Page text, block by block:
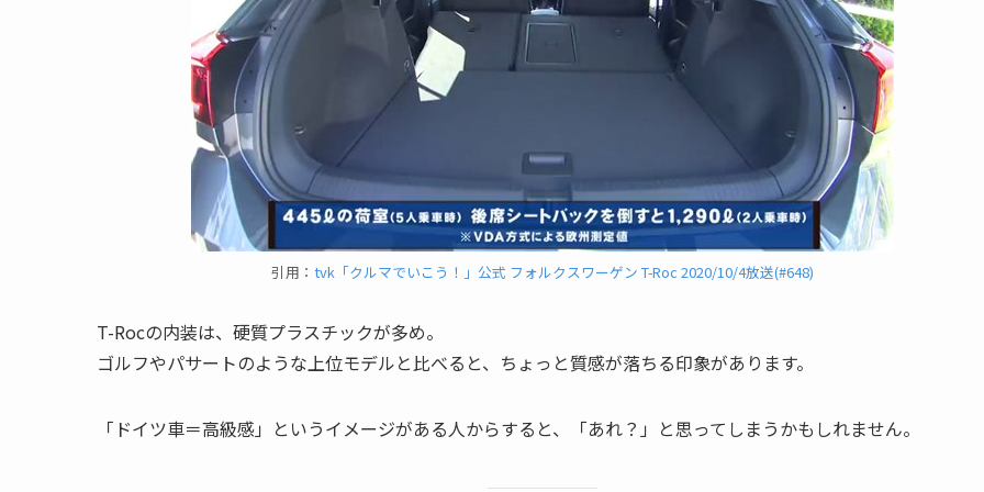
引用： tvk「クルマでいこう！」公式 フォルクスワーゲン T-Roc 2020/10/4放送(#648)
T-Rocの内装は、硬質プラスチックが多め。
ゴルフやパサートのような上位モデルと比べると、ちょっと質感が落ちる印象があります。
「ドイツ車＝高級感」というイメージがある人からすると、「あれ？」と思ってしまうかもしれません。